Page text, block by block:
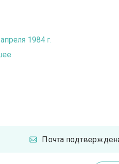
1984 г.
Почта